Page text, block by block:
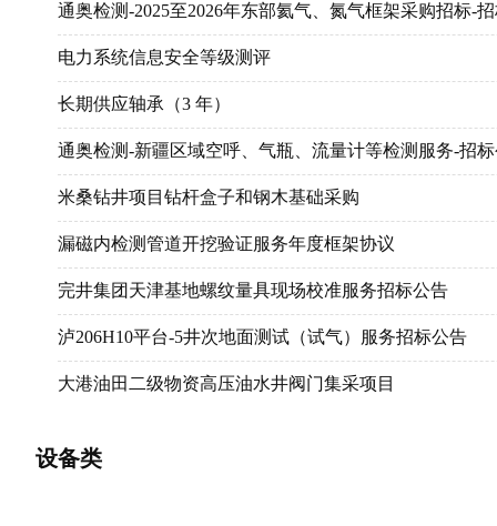
华北局项目取芯服务采购
西南油气井增效井下作业服务招标公告
压裂大泵动力端维修服务采购
长庆油田第七采油厂环江油区2024年长航时复合翼无人
2024年松辽盆地石油预探水平井旋转地质导向技术服务
抚顺石化公司石油二厂油品车间原油罐密闭脱水改造工
中国石油集团海洋工程有限公司信息及网络安全技术服务
2024年大庆油田评价井、开发首钻井现场监督技术服务
2024年第三采油厂注水井分层测试调配工程
SAGD采出液高温密闭脱水工艺包
渤海钻探井下技服分公司2024-2026年川渝地区变粘度
渤海钻探管具与井控技术服务分公司2024年门式起重机
中国石油辽阳石化尼龙66项目往复式压缩机采购重新招
中油测井射孔取芯地面仪部件等一批采购项目（二次）
长庆油田分公司2024年内蒙、榆林探区钻井液不落地及
宝鸡石油机械有限责任公司接头采购项目（框架）(二次)
华南分公司柴油吸附项目起重设备作业服务
西部钻探2024年工程院双层套管开窗特制开窗工具加工
青海油田格尔木燃机电站重启及配套新能源项目（光伏
通奥检测-2025至2026年东部氦气、氮气框架采购招标-
电力系统信息安全等级测评
长期供应轴承（3 年）
通奥检测-新疆区域空呼、气瓶、流量计等检测服务-招
米桑钻井项目钻杆盒子和钢木基础采购
漏磁内检测管道开挖验证服务年度框架协议
完井集团天津基地螺纹量具现场校准服务招标公告
泸206H10平台-5井次地面测试（试气）服务招标公告
大港油田二级物资高压油水井阀门集采项目
设备类